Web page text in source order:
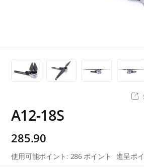
A12-18S
285.90
使用可能ポイント: 286ポイント 進呈ポ